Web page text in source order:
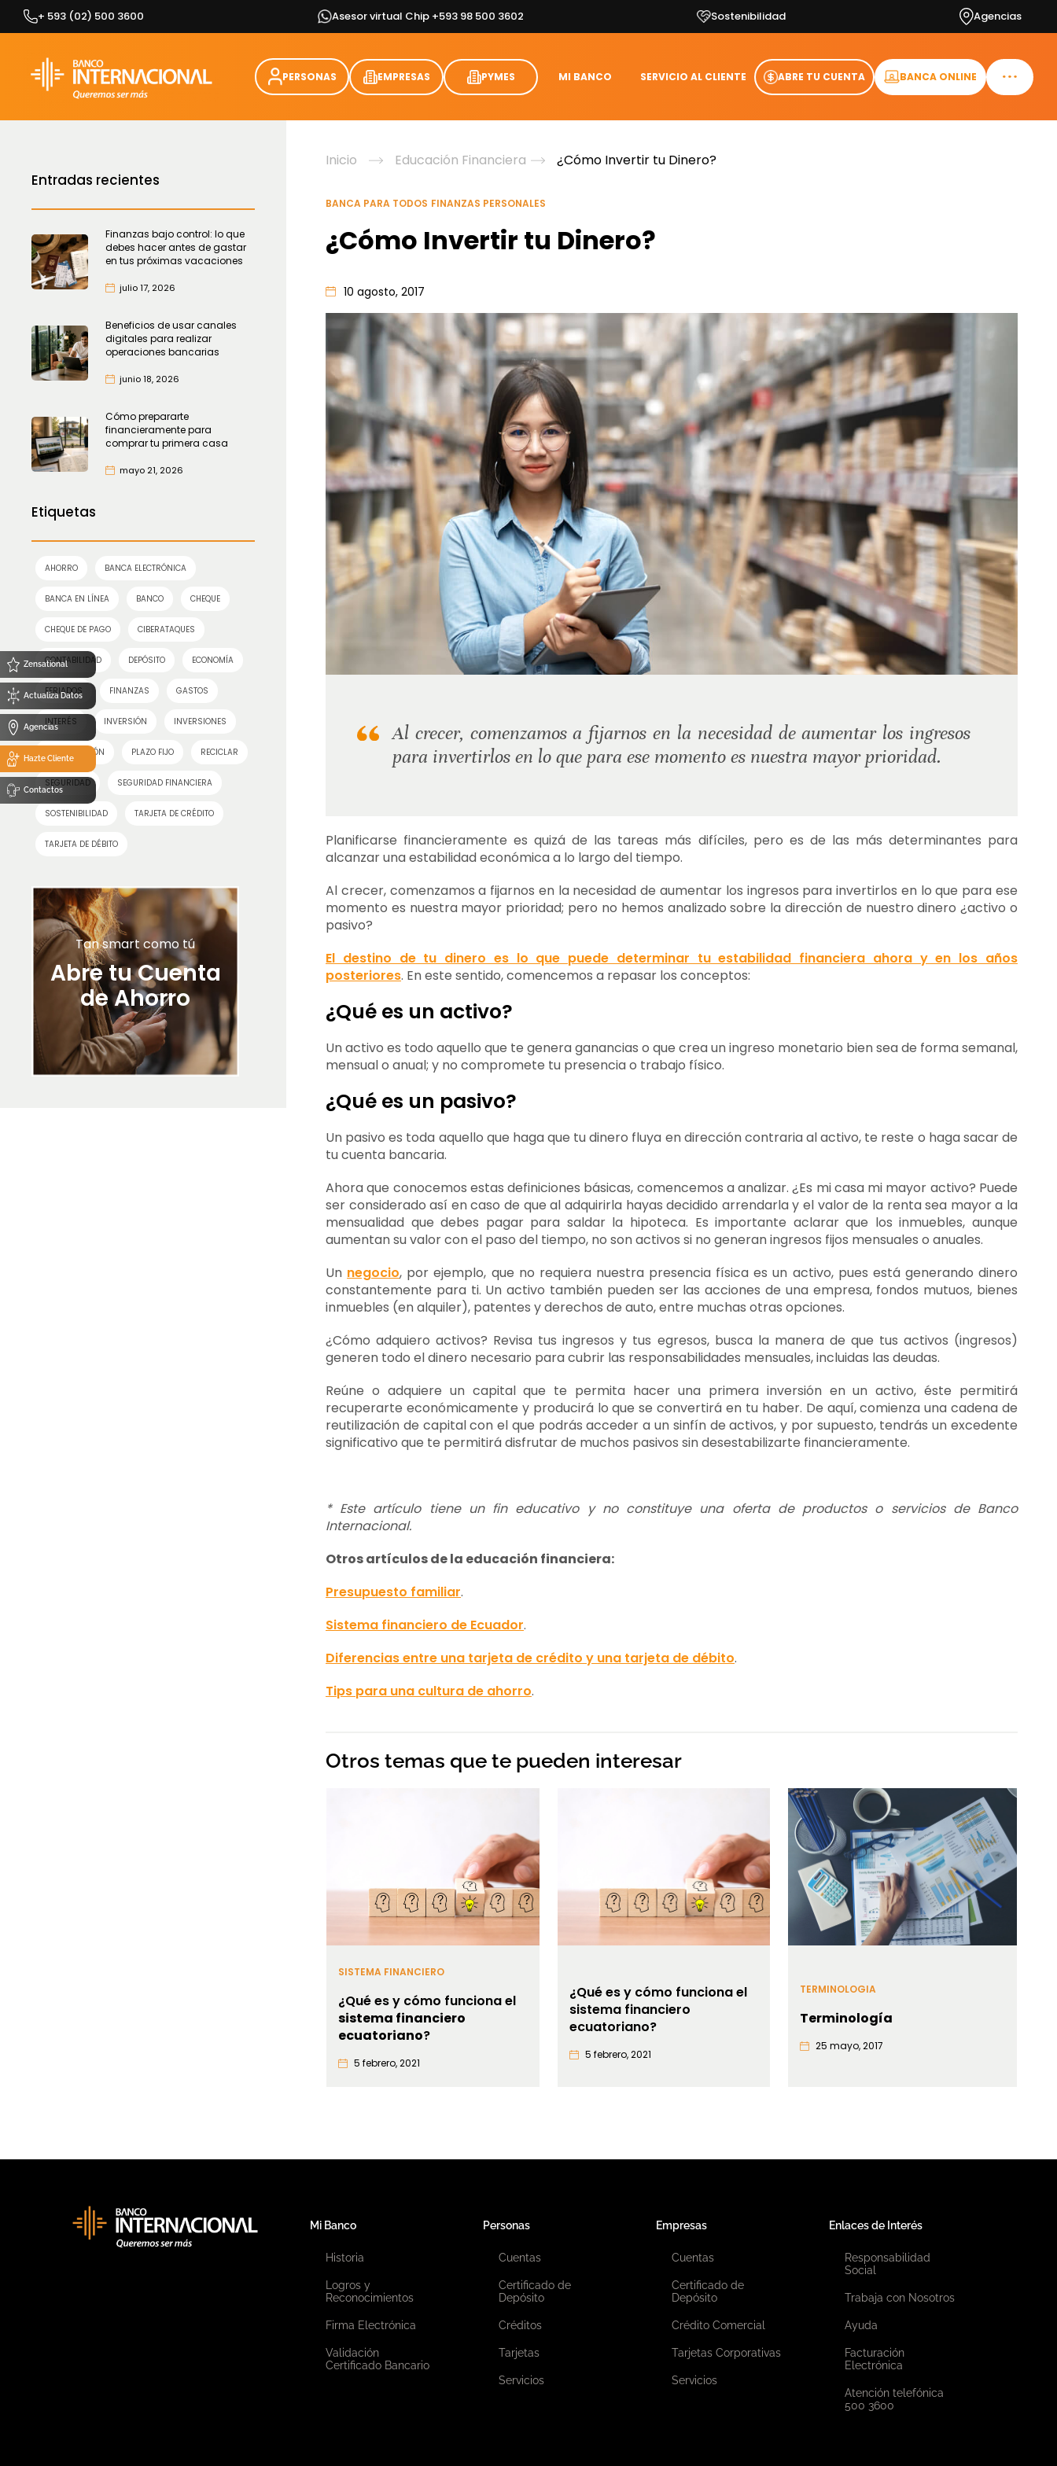
Zensational
Actualiza Datos
Agencias
Hazte Cliente
Contactos
Skip
+ 593 (02) 500 3600 Asesor virtual Chip +593 98 500 3602 Sostenibilidad Agencias
PERSONAS EMPRESAS PYMES MI BANCO SERVICIO AL CLIENTE ABRE TU CUENTA BANCA ONLINE
Entradas recientes
Finanzas bajo control: lo que
debes hacer antes de gastar
en tus próximas vacaciones
julio 17, 2026
Beneficios de usar canales
digitales para realizar
operaciones bancarias
junio 18, 2026
Cómo prepararte
financieramente para
comprar tu primera casa
mayo 21, 2026
Etiquetas
AHORRO BANCA ELECTRÓNICA
BANCA EN LÍNEA BANCO CHEQUE
CHEQUE DE PAGO CIBERATAQUES
CONTABILIDAD DEPÓSITO ECONOMÍA
FERIADOS FINANZAS GASTOS
INTERÉS INVERSIÓN INVERSIONES
PLANIFICACIÓN PLAZO FIJO RECICLAR
SEGURIDAD SEGURIDAD FINANCIERA
SOSTENIBILIDAD TARJETA DE CRÉDITO
TARJETA DE DÉBITO
Tan smart como tú
Abre tu Cuenta
de Ahorro
Inicio Educación Financiera ¿Cómo Invertir tu Dinero?
BANCA PARA TODOS FINANZAS PERSONALES
¿Cómo Invertir tu Dinero?
10 agosto, 2017
Al crecer, comenzamos a fijarnos en la necesidad de aumentar los ingresos
para invertirlos en lo que para ese momento es nuestra mayor prioridad.
Planificarse financieramente es quizá de las tareas más difíciles, pero es de las más determinantes para
alcanzar una estabilidad económica a lo largo del tiempo.
Al crecer, comenzamos a fijarnos en la necesidad de aumentar los ingresos para invertirlos en lo que para ese
momento es nuestra mayor prioridad; pero no hemos analizado sobre la dirección de nuestro dinero ¿activo o
pasivo?
El destino de tu dinero es lo que puede determinar tu estabilidad financiera ahora y en los años
posteriores. En este sentido, comencemos a repasar los conceptos:
¿Qué es un activo?
Un activo es todo aquello que te genera ganancias o que crea un ingreso monetario bien sea de forma semanal,
mensual o anual; y no compromete tu presencia o trabajo físico.
¿Qué es un pasivo?
Un pasivo es toda aquello que haga que tu dinero fluya en dirección contraria al activo, te reste o haga sacar de
tu cuenta bancaria.
Ahora que conocemos estas definiciones básicas, comencemos a analizar. ¿Es mi casa mi mayor activo? Puede
ser considerado así en caso de que al adquirirla hayas decidido arrendarla y el valor de la renta sea mayor a la
mensualidad que debes pagar para saldar la hipoteca. Es importante aclarar que los inmuebles, aunque
aumentan su valor con el paso del tiempo, no son activos si no generan ingresos fijos mensuales o anuales.
Un negocio, por ejemplo, que no requiera nuestra presencia física es un activo, pues está generando dinero
constantemente para ti. Un activo también pueden ser las acciones de una empresa, fondos mutuos, bienes
inmuebles (en alquiler), patentes y derechos de auto, entre muchas otras opciones.
¿Cómo adquiero activos? Revisa tus ingresos y tus egresos, busca la manera de que tus activos (ingresos)
generen todo el dinero necesario para cubrir las responsabilidades mensuales, incluidas las deudas.
Reúne o adquiere un capital que te permita hacer una primera inversión en un activo, éste permitirá
recuperarte económicamente y producirá lo que se convertirá en tu haber. De aquí, comienza una cadena de
reutilización de capital con el que podrás acceder a un sinfín de activos, y por supuesto, tendrás un excedente
significativo que te permitirá disfrutar de muchos pasivos sin desestabilizarte financieramente.
* Este artículo tiene un fin educativo y no constituye una oferta de productos o servicios de Banco
Internacional.
Otros artículos de la educación financiera:
Presupuesto familiar.
Sistema financiero de Ecuador.
Diferencias entre una tarjeta de crédito y una tarjeta de débito.
Tips para una cultura de ahorro.
Otros temas que te pueden interesar
SISTEMA FINANCIERO
¿Qué es y cómo funciona el
sistema financiero
ecuatoriano?
5 febrero, 2021
¿Qué es y cómo funciona el
sistema financiero
ecuatoriano?
5 febrero, 2021
TERMINOLOGIA
Terminología
25 mayo, 2017
Mi Banco
Historia
Logros y
Reconocimientos
Firma Electrónica
Validación
Certificado Bancario
Personas
Cuentas
Certificado de
Depósito
Créditos
Tarjetas
Servicios
Empresas
Cuentas
Certificado de
Depósito
Crédito Comercial
Tarjetas Corporativas
Servicios
Enlaces de Interés
Responsabilidad
Social
Trabaja con Nosotros
Ayuda
Facturación
Electrónica
Atención telefónica
500 3600